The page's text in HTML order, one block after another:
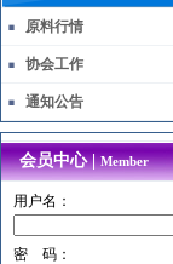
原料行情
协会工作
通知公告
会员中心 |Member
用户名：
密 码：